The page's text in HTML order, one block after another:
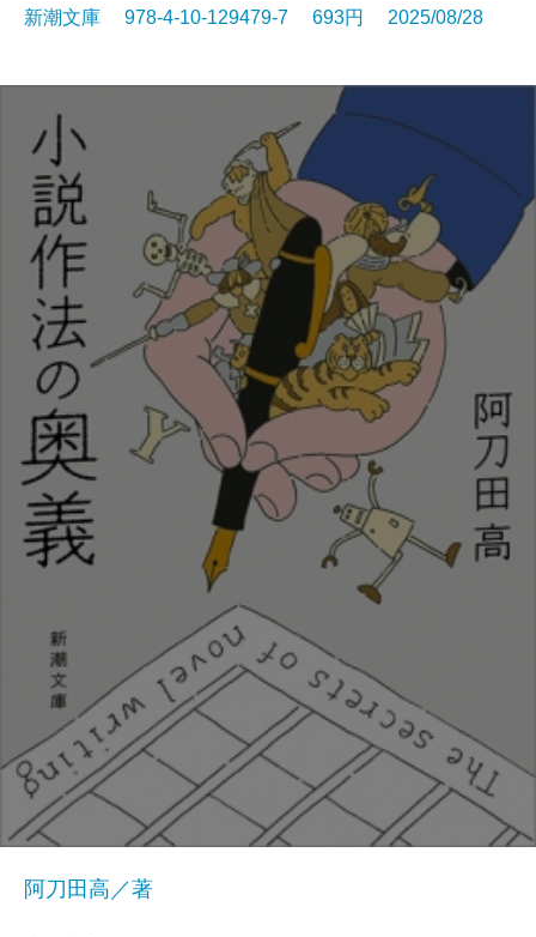
新潮文庫 978-4-10-129479-7 693円 2025/08/28
阿刀田高／著